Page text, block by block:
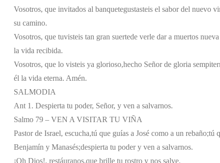
Vosotros, que invitados al banquetegustasteis el sabor del nuevo
su camino.
Vosotros, que tuvisteis tan gran suertede verle dar a muertos
la vida recibida.
Vosotros, que lo visteis ya glorioso,hecho Señor de gloria
él la vida eterna. Amén.
SALMODIA
Ant 1. Despierta tu poder, Señor, y ven a salvarnos.
Salmo 79 – VEN A VISITAR TU VIÑA
Pastor de Israel, escucha,tú que guías a José como a un rebaño;tú
Benjamín y Manasés;despierta tu poder y ven a salvarnos.
¡Oh Dios!, restáuranos,que brille tu rostro y nos salve.